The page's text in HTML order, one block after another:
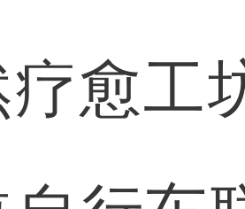
疗愈工